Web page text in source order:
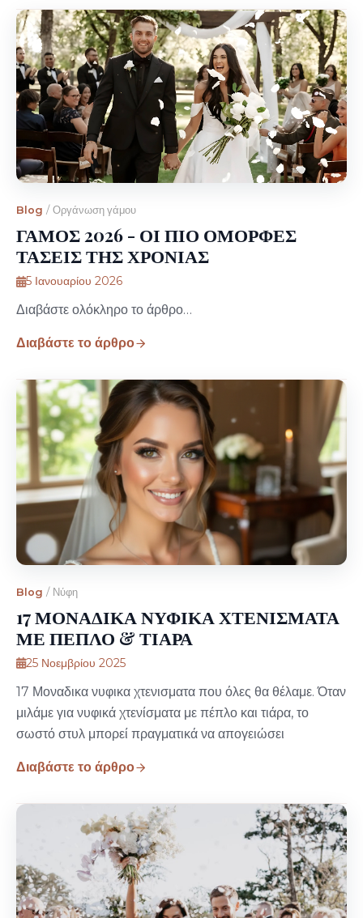
Blog / Οργάνωση γάμου
ΓΑΜΟΣ 2026 - ΟΙ ΠΙΟ ΟΜΟΡΦΕΣ
ΤΑΣΕΙΣ ΤΗΣ ΧΡΟΝΙΑΣ
5 Ιανουαρίου 2026
Διαβάστε ολόκληρο το άρθρο…
Διαβάστε το άρθρο
Blog / Νύφη
17 ΜΟΝΑΔΙΚΑ ΝΥΦΙΚΑ ΧΤΕΝΙΣΜΑΤΑ
ΜΕ ΠΕΠΛΟ & ΤΙΑΡΑ
25 Νοεμβρίου 2025
17 Μοναδικα νυφικα χτενισματα που όλες θα θέλαμε. Όταν
μιλάμε για νυφικά χτενίσματα με πέπλο και τιάρα, το
σωστό στυλ μπορεί πραγματικά να απογειώσει
Διαβάστε το άρθρο